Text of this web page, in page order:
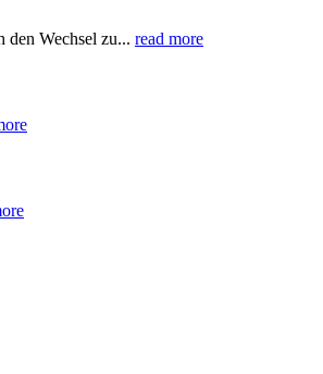
den Wechsel zu... read more